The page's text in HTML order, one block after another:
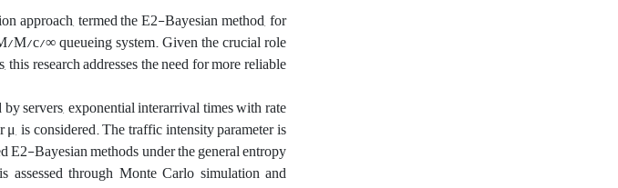
approach, termed the E2-Bayesian method, for
M/c/∞ queueing system. Given the crucial role
research addresses the need for more reliable
servers, exponential interarrival times with rate
is considered. The traffic intensity parameter is
E2-Bayesian methods under the general entropy
through Monte Carlo simulation and